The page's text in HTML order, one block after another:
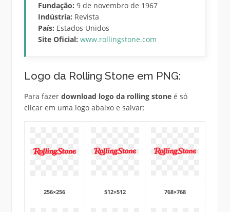
Fundação: 9 de novembro de 1967
Indústria: Revista
País: Estados Unidos
Site Oficial: www.rollingstone.com
Logo da Rolling Stone em PNG:
Para fazer download logo da rolling stoneé só
clicar em uma logo abaixo e salvar:
256×256 512×512 768×768